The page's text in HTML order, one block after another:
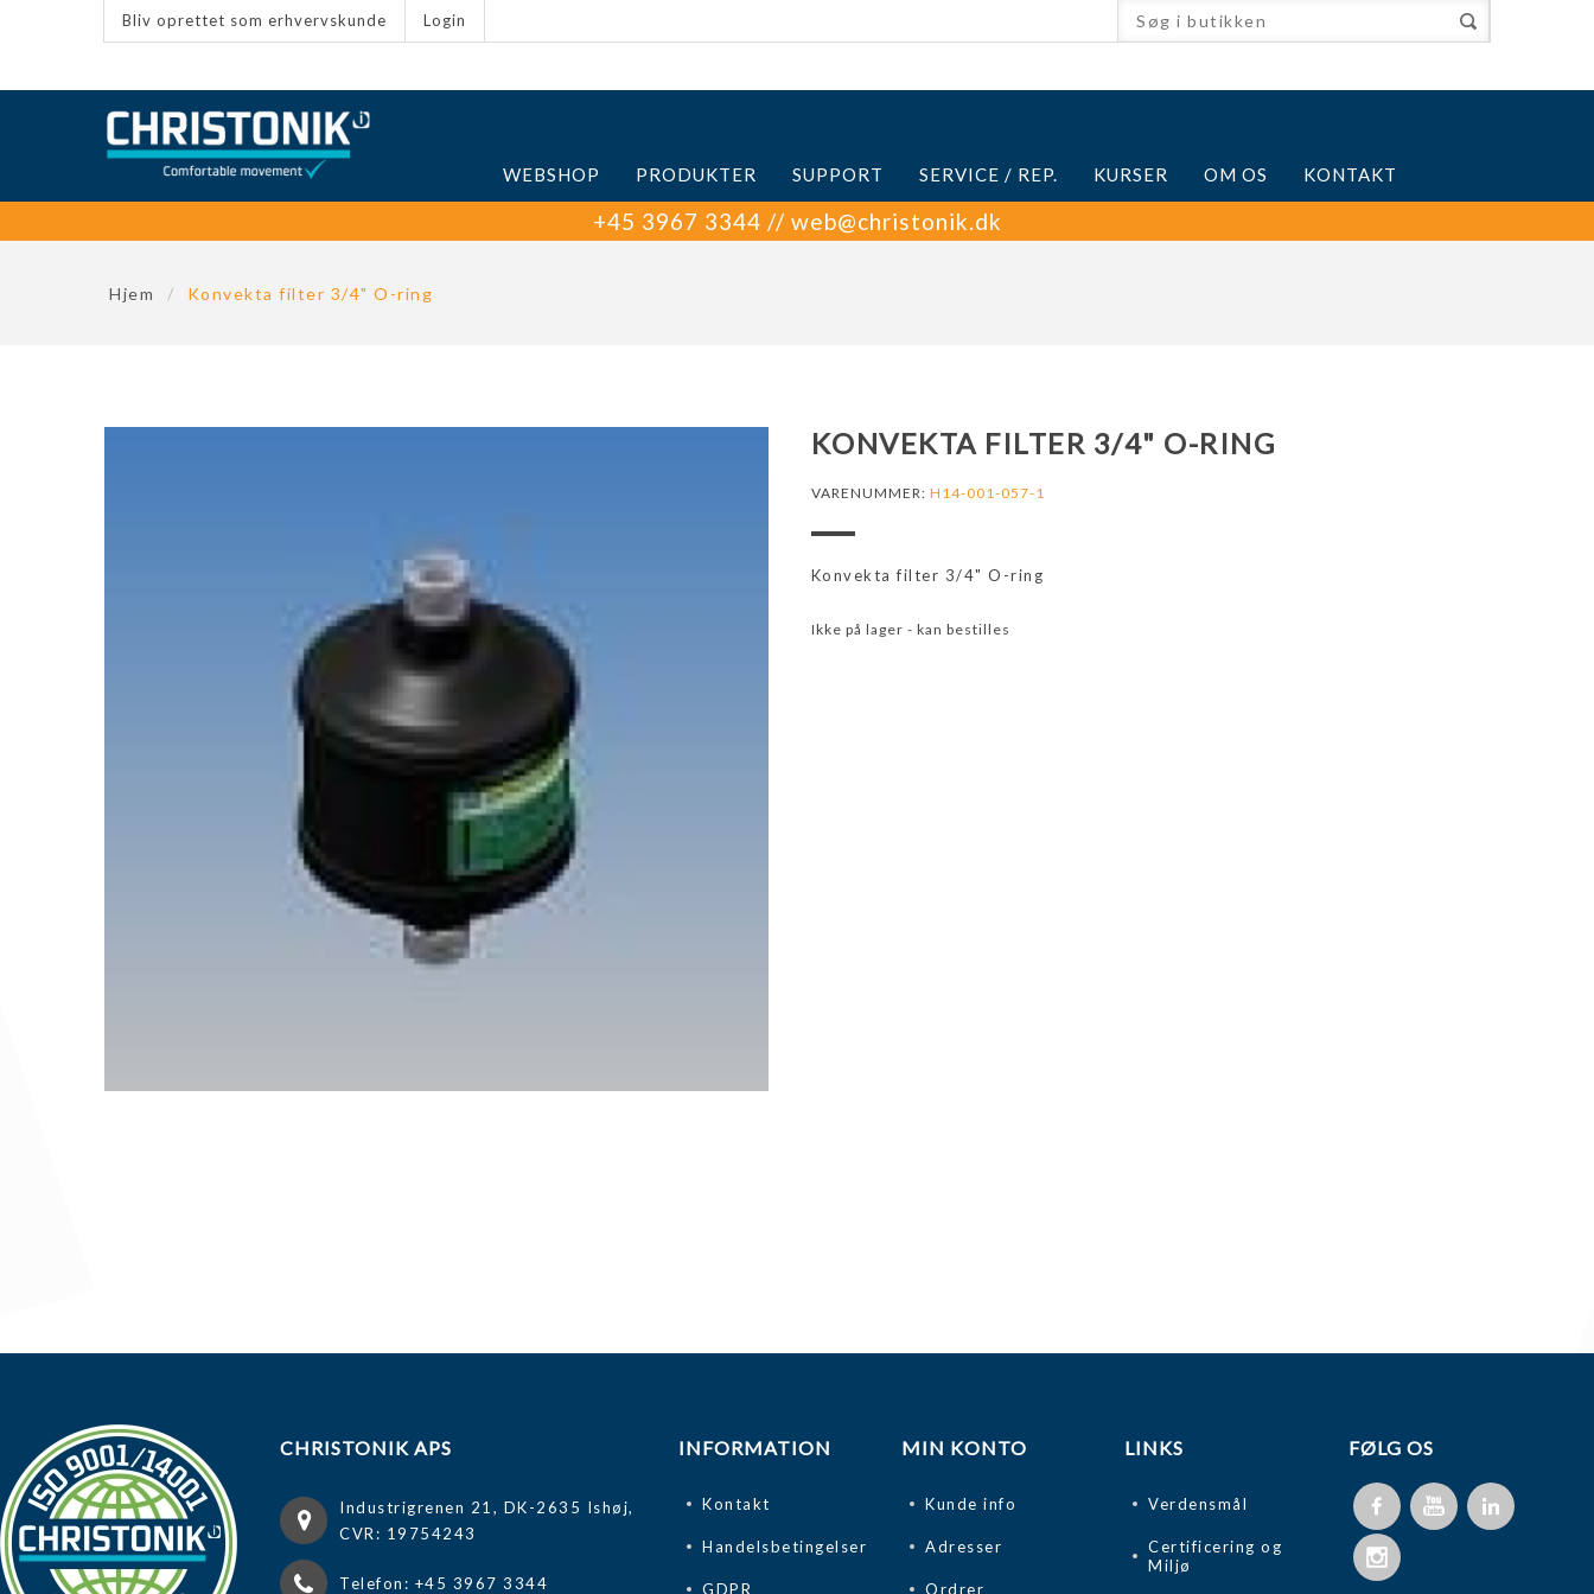
Bliv oprettet som erhvervskunde Login
WEBSHOP PRODUKTER SUPPORT SERVICE / REP. KURSER OM OS KONTAKT
+45 3967 3344 // web@christonik.dk
Hjem / Konvekta filter 3/4" O-ring
KONVEKTA FILTER 3/4" O-RING
VARENUMMER: H14-001-057-1
Konvekta filter 3/4" O-ring
Ikke på lager - kan bestilles
CHRISTONIK APS
Industrigrenen 21, DK-2635 Ishøj,
CVR: 19754243
Telefon: +45 3967 3344
INFORMATION
Kontakt
Handelsbetingelser
GDPR
MIN KONTO
Kunde info
Adresser
Ordrer
LINKS
Verdensmål
Certificering og
Miljø
FØLG OS